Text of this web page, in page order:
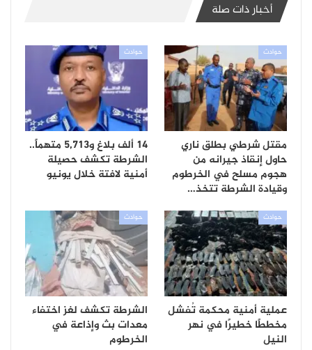
أخبار ذات صلة
حوادث
مقتل شرطي بطلق ناري
حاول إنقاذ جيرانه من
هجوم مسلح في الخرطوم
وقيادة الشرطة تتخذ…
حوادث
14 ألف بلاغ و5,713 متهماً..
الشرطة تكشف حصيلة
أمنية لافتة خلال يونيو
حوادث
عملية أمنية محكمة تُفشل
مخططًا خطيرًا في نهر
النيل
حوادث
الشرطة تكشف لغز اختفاء
معدات بث وإذاعة في
الخرطوم